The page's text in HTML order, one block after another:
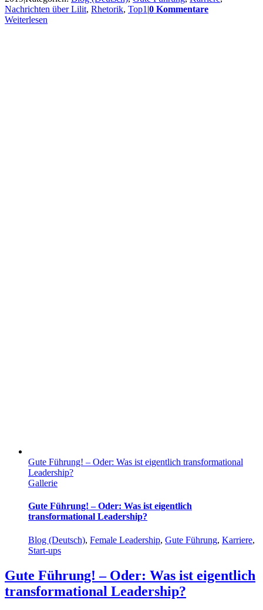
Nachrichten über Lilit, Rhetorik, Top1 |0 Kommentare
Weiterlesen
Gute Führung! – Oder: Was ist eigentlich transformational
Leadership?
Gallerie
Gute Führung! – Oder: Was ist eigentlich
transformational Leadership?
Blog (Deutsch), Female Leadership, Gute Führung, Karriere,
Start-ups
Gute Führung! – Oder: Was ist eigentlich
transformational Leadership?